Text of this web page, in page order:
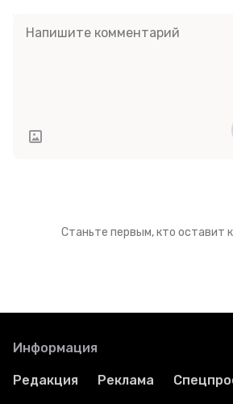
Станьте первым, кто оставит
Информация
Редакция Реклама